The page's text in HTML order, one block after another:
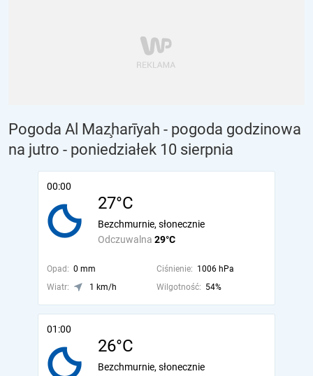
Pogoda Al Maz̧harīyah - pogoda godzinowa
na jutro - poniedziałek 10 sierpnia
00:00
27°C
Odczuwalna 29°C
Bezchmurnie, słonecznie
Opad: 0 mm Ciśnienie: 1006 hPa
Wiatr:
1 km/h Wilgotność: 54%
01:00
26°C
Bezchmurnie, słonecznie